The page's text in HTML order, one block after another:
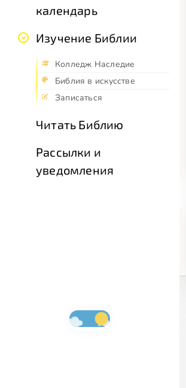
календарь
Изучение Библии
Колледж Наследие
Библия в искусстве
Записаться
Читать Библию
Рассылки и
уведомления